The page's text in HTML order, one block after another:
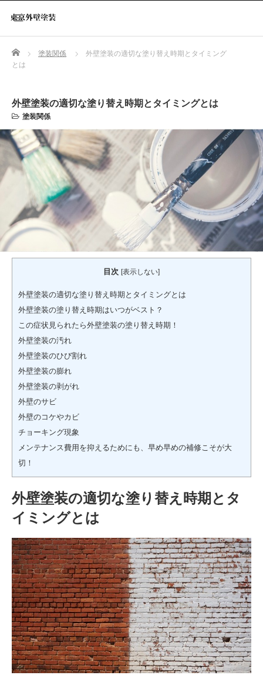
Home 塗装関係
外壁塗装の適切な塗り替え時期とタイミング
とは
外壁塗装の適切な塗り替え時期とタイミングとは
塗装関係
目次 [表示しない]
外壁塗装の適切な塗り替え時期とタイミングとは
外壁塗装の塗り替え時期はいつがベスト？
この症状見られたら外壁塗装の塗り替え時期！
外壁塗装の汚れ
外壁塗装のひび割れ
外壁塗装の膨れ
外壁塗装の剥がれ
外壁のサビ
外壁のコケやカビ
チョーキング現象
メンテナンス費用を抑えるためにも、早め早めの補修こそが大
切！
外壁塗装の適切な塗り替え時期とタ
イミングとは